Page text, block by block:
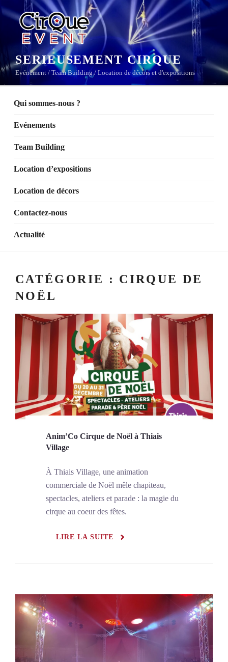
Aller
au
contenu
principal
SERIEUSEMENT CIRQUE
Evénement / Team Building / Location de décors et d'expositions
Qui sommes-nous ?
Evénements
Team Building
Location d’expositions
Location de décors
Contactez-nous
Actualité
CATÉGORIE : CIRQUE DE
NOËL
Anim’Co Cirque de Noël à Thiais
Village
À Thiais Village, une animation
commerciale de Noël mêle chapiteau,
spectacles, ateliers et parade : la magie du
cirque au coeur des fêtes.
LIRE LA SUITE